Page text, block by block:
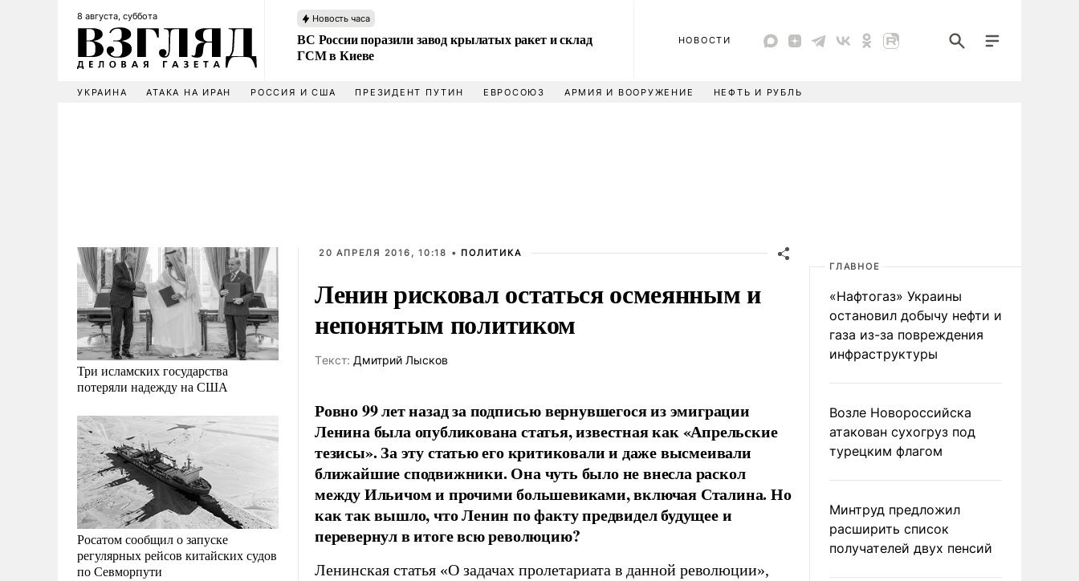
8 августа, суббота Новость часа
ВС России поразили завод крылатых ракет и склад
ГСМ в Киеве
НОВОСТИ
УКРАИНА АТАКА НА ИРАН РОССИЯ И США ПРЕЗИДЕНТ ПУТИН ЕВРОСОЮЗ АРМИЯ И ВООРУЖЕНИЕ НЕФТЬ И РУБЛЬ
Три исламских государства
потеряли надежду на США
Росатом сообщил о запуске
регулярных рейсов китайских судов
по Севморпути
20 АПРЕЛЯ 2016, 10:18 • ПОЛИТИКА
Ленин рисковал остаться осмеянным и
непонятым политиком
Tекст: Дмитрий Лысков
Ровно 99 лет назад за подписью вернувшегося из эмиграции
Ленина была опубликована статья, известная как «Апрельские
тезисы». За эту статью его критиковали и даже высмеивали
ближайшие сподвижники. Она чуть было не внесла раскол
между Ильичом и прочими большевиками, включая Сталина. Но
как так вышло, что Ленин по факту предвидел будущее и
перевернул в итоге всю революцию?
Ленинская статья «О задачах пролетариата в данной революции»,
ГЛАВНОЕ
«Нафтогаз» Украины
остановил добычу нефти и
газа из-за повреждения
инфраструктуры
Возле Новороссийска
атакован сухогруз под
турецким флагом
Минтруд предложил
расширить список
получателей двух пенсий